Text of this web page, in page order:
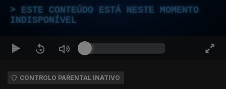
ESTE CONTEÚDO ESTÁ NESTE MOMENTO
INDISPONÍVEL
CONTROLO PARENTAL INATIVO